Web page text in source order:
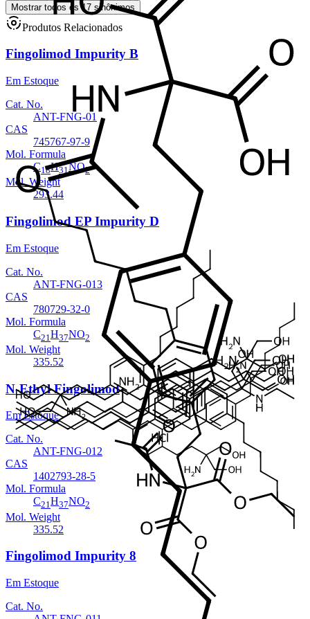
Mostrar todos os 17 sinônimos
Produtos Relacionados
Fingolimod Impurity B
Em Estoque
Cat. No.
ANT-FNG-01
CAS
745767-97-9
Mol. Formula
C18H31NO2
Mol. Weight
293.44
Fingolimod EP Impurity D
Em Estoque
Cat. No.
ANT-FNG-013
CAS
780729-32-0
Mol. Formula
C21 H37NO2
Mol. Weight
335.52
N-Ethyl Fingolimod
Em Estoque
Cat. No.
ANT-FNG-012
CAS
1402793-28-5
Mol. Formula
C21H37NO2
Mol. Weight
335.52
Fingolimod Impurity 8
Em Estoque
Cat. No.